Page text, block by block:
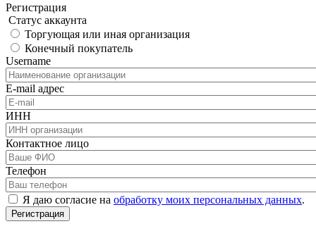
Регистрация
Статус аккаунта
Торгующая или иная организация
Конечный покупатель
Username
E-mail адрес
ИНН
Контактное лицо
Телефон
Я даю согласие на обработку моих персональных данных.